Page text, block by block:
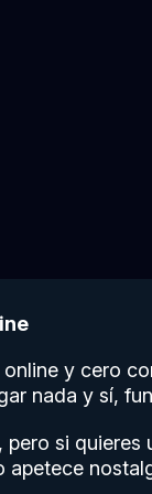
y cero
nada y sí,
pero si
apetece